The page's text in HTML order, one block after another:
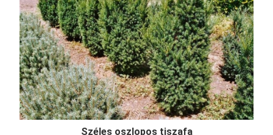
Széles oszlopos tiszafa